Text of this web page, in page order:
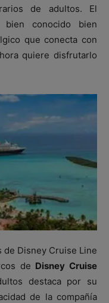
de adultos. El
bien conocido bien
que conecta con
quiere disfrutarlo
Disney Cruise Line
de Disney Cruise
destaca por su
de la compañía